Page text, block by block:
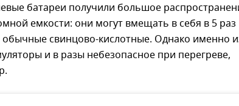
батареи получили большое
емкости: они могут вмещать в себя в 5 раз
свинцово-кислотные. Однако именно
и в разы небезопасное при перегреве,